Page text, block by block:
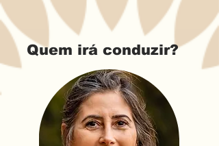
Quem irá conduzir?